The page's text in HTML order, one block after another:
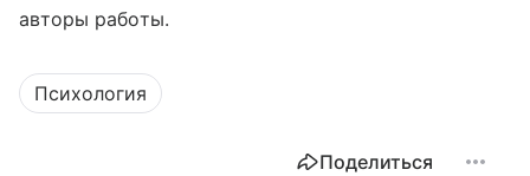
авторы работы.
Психология
Поделиться